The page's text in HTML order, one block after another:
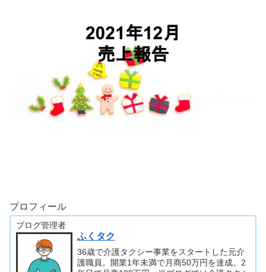
プロフィール
ブログ管理者
ふくタク
36歳で介護タクシー事業をスタートした元介
護職員。開業1年未満で月商50万円を達成。2